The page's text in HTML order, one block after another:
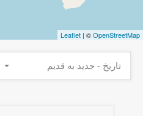
Leaflet | ©OpenStreetMap
تاریخ - جدید به قدیم